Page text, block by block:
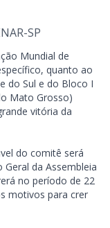
SP
Mundial de
quanto ao
do Sul e do Bloco I
Mato Grosso)
vitória da
do comitê será
Geral da Assembleia
no período de 22
motivos para crer